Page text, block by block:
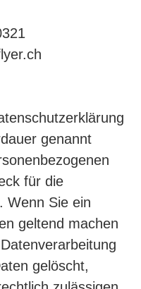
genannt
für die
Wenn Sie ein
geltend machen
gelöscht,